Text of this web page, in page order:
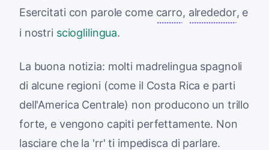
Esercitati con parole come carro, alrededor, e
i nostri scioglilingua.
La buona notizia: molti madrelingua spagnoli
di alcune regioni (come il Costa Rica e parti
dell'America Centrale) non producono un trillo
forte, e vengono capiti perfettamente. Non
lasciare che la 'rr' ti impedisca di parlare.